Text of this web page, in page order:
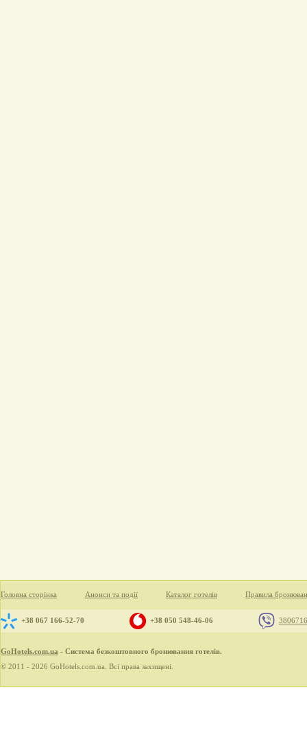
Головна сторінка Анонси та події Каталог готелів Правила
+38 067 166-52-70 +38 050 548-46-06
GoHotels.com.ua - Система безкоштовного бронювання готелів.
© 2011 - 2026 GoHotels.com.ua. Всі права захищені.